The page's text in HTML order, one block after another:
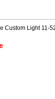
Custom Light 11-